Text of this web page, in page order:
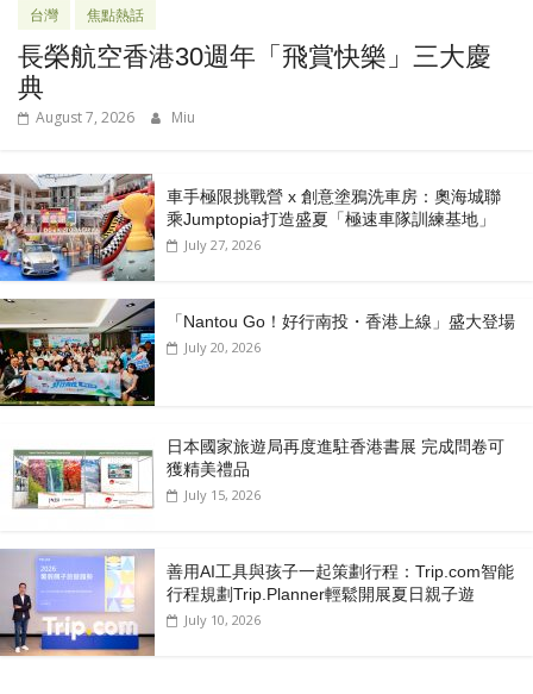
台灣 焦點熱話
長榮航空香港30週年「飛賞快樂」三大慶
典
August 7, 2026 Miu
車手極限挑戰營 x 創意塗鴉洗車房：奧海城聯
乘Jumptopia打造盛夏「極速車隊訓練基地」
July 27, 2026
「Nantou Go！好行南投・香港上線」盛大登場
July 20, 2026
日本國家旅遊局再度進駐香港書展 完成問卷可
獲精美禮品
July 15, 2026
善用AI工具與孩子一起策劃行程：Trip.com智能
行程規劃Trip.Planner輕鬆開展夏日親子遊
July 10, 2026